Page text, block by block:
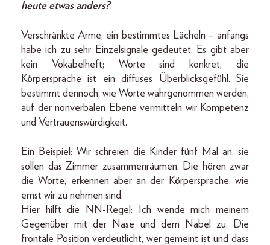
heute etwas anders?
Verschränkte Arme, ein bestimmtes Lächeln – anfangs
habe ich zu sehr Einzelsignale gedeutet. Es gibt aber
kein Vokabelheft; Worte sind konkret, die
Körpersprache ist ein diffuses Überblicksgefühl. Sie
bestimmt dennoch, wie Worte wahrgenommen werden,
auf der nonverbalen Ebene vermitteln wir Kompetenz
und Vertrauenswürdigkeit.
Ein Beispiel: Wir schreien die Kinder fünf Mal an, sie
sollen das Zimmer zusammenräumen. Die hören zwar
die Worte, erkennen aber an der Körpersprache, wie
ernst wir zu nehmen sind.
Hier hilft die NN-Regel: Ich wende mich meinem
Gegenüber mit der Nase und dem Nabel zu. Die
frontale Position verdeutlicht, wer gemeint ist und dass